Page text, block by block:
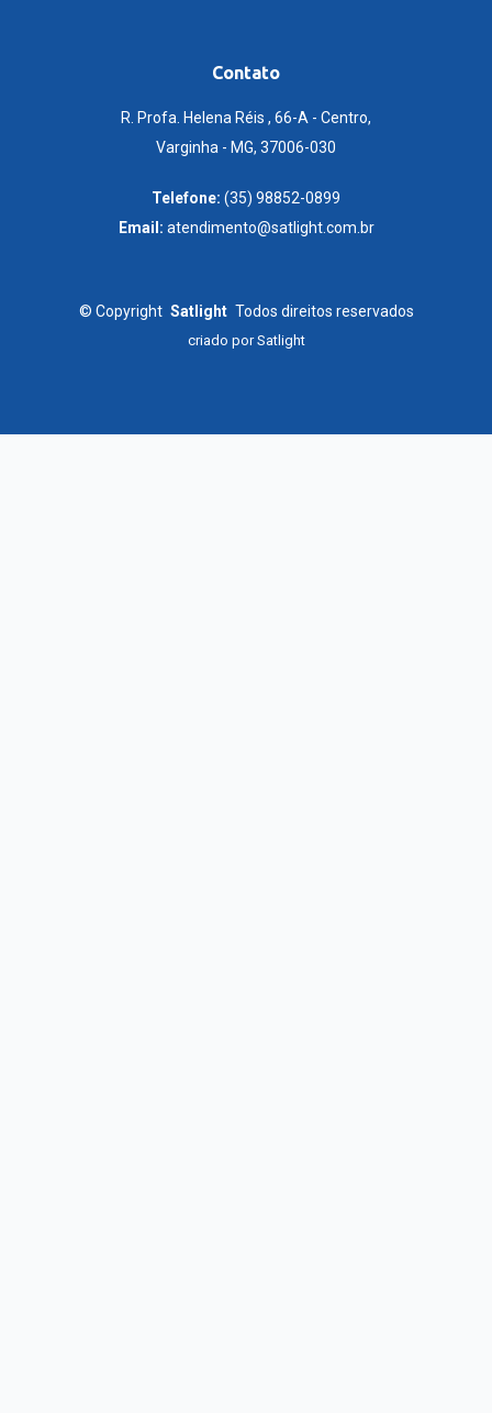
Contato
R. Profa. Helena Réis , 66-A - Centro,
Varginha - MG, 37006-030
Telefone: (35) 98852-0899
Email: atendimento@satlight.com.br
© Copyright Satlight Todos direitos reservados
criado porSatlight